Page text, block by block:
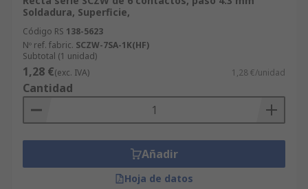
Soldadura, Superficie,
Código RS 138-5623
Nº ref. fabric. SCZW-7SA-1K(HF)
Subtotal (1 unidad)
1,28 €(exc. IVA) 1,28 €/unidad
Cantidad
Añadir
Hoja de datos